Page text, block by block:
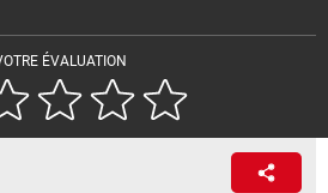
ÉVALUATION